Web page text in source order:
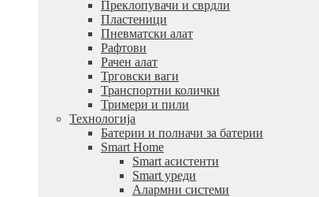
Преклопувачи и сврдли
Пластеници
Пневматски алат
Рафтови
Рачен алат
Трговски ваги
Транспортни колички
Тримери и пили
Технологија
Батерии и полначи за батерии
Smart Home
Smart асистенти
Smart уреди
Алармни системи